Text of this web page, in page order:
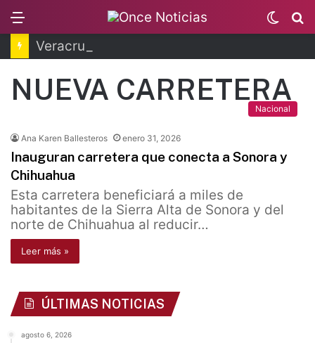
Switch
skin
NUEVA CARRETERA
Nacional
Ana Karen Ballesteros enero 31, 2026
Inauguran carretera que conecta a Sonora y
Chihuahua
Esta carretera beneficiará a miles de
habitantes de la Sierra Alta de Sonora y del
norte de Chihuahua al reducir…
Leer más »
ÚLTIMAS NOTICIAS
agosto 6, 2026